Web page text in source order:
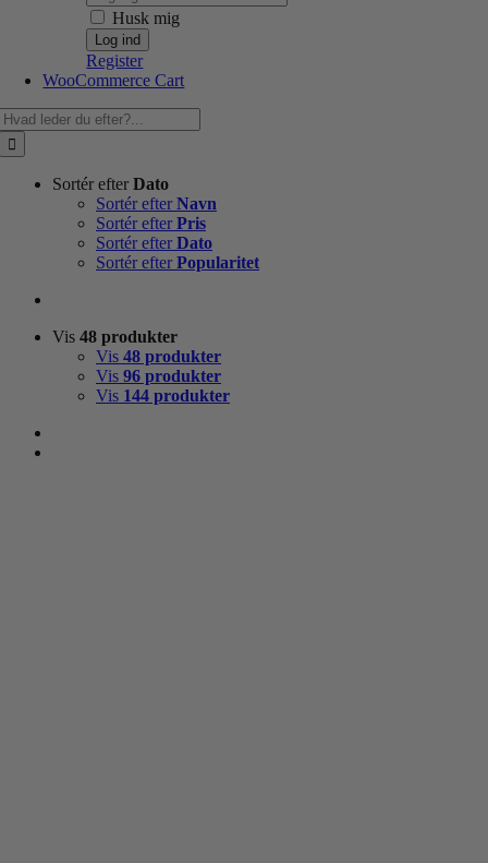
Husk mig
Register
WooCommerce Cart
Sortér efter Dato
Sortér efter Navn
Sortér efter Pris
Sortér efter Dato
Sortér efter Popularitet
Vis 48 produkter
Vis 48 produkter
Vis 96 produkter
Vis 144 produkter